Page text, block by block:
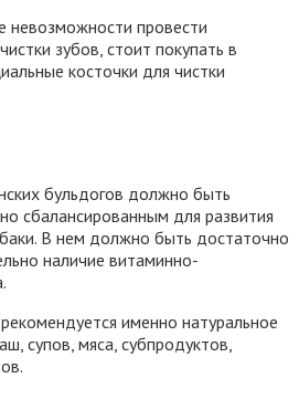
провести
зубов, стоит покупать в
косточки для чистки
бульдогов должно быть
сбалансированным для развития
В нем должно быть достаточно
наличие витаминно-
именно натуральное
супов, мяса, субпродуктов,